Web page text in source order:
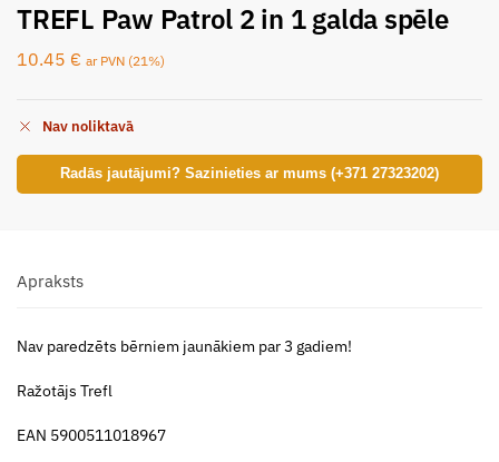
TREFL Paw Patrol 2 in 1 galda spēle
10.45 € ar PVN (21%)
Nav noliktavā
Radās jautājumi? Sazinieties ar mums (+371 27323202)
Apraksts
Nav paredzēts bērniem jaunākiem par 3 gadiem!
Ražotājs Trefl
EAN 5900511018967